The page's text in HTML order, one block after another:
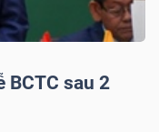
BCTC sau 2